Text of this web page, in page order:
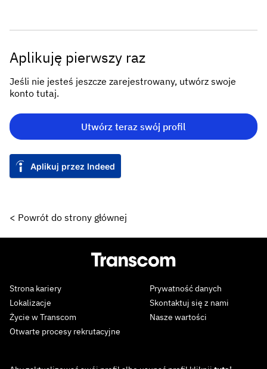
Aplikuję pierwszy raz
Jeśli nie jesteś jeszcze zarejestrowany, utwórz swoje
konto tutaj.
Utwórz teraz swój profil
Aplikuj przez Indeed
< Powrót do strony głównej
Strona kariery
Lokalizacje
Życie w Transcom
Otwarte procesy rekrutacyjne
Prywatność danych
Skontaktuj się z nami
Nasze wartości